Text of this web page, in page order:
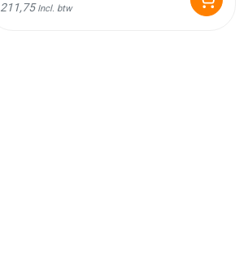
211,75Incl. btw